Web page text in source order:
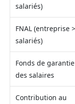
salariés)
FNAL (entreprise
salariés)
Fonds de garantie
des salaires
Contribution au